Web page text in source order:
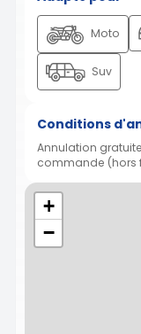
Moto
Suv
Conditions
Annulation
commande (hors
+
−